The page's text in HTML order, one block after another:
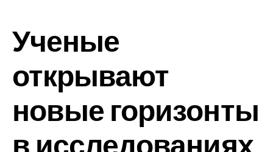
Ученые
открывают
новые горизонты
в исследованиях